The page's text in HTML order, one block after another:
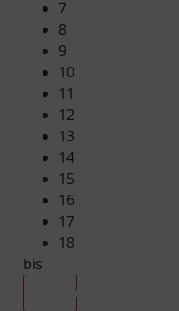
7
8
9
10
11
12
13
14
15
16
17
18
bis